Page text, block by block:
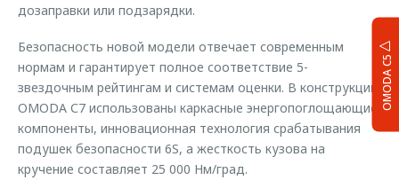
OMODA C5
дозаправки или подзарядки.
Безопасность новой модели отвечает современным
нормам и гарантирует полное соответствие 5-
звездочным рейтингам и системам оценки. В конструкции
OMODA С7 использованы каркасные энергопоглощающие
компоненты, инновационная технология срабатывания
подушек безопасности 6S, а жесткость кузова на
кручение составляет 25 000 Нм/град.